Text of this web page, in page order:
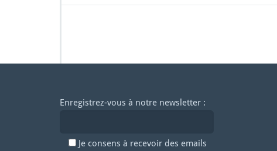
Enregistrez-vous à notre newsletter :
Je consens à recevoir des emails